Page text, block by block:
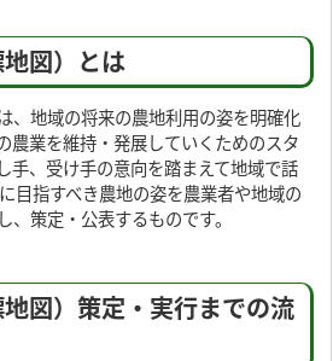
図）とは
、地域の将来の農地利用の姿を明確化
農業を維持・発展していくためのスタ
手、受け手の意向を踏まえて地域で話
目指すべき農地の姿を農業者や地域の
、策定・公表するものです。
図）策定・実行までの流